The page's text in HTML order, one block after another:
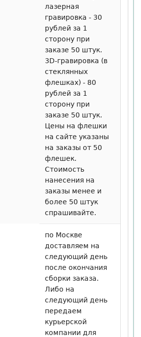
лазерная
гравировка - 30
рублей за 1
сторону при
заказе 50 штук.
3D-гравировка (в
стеклянных
флешках) - 80
рублей за 1
сторону при
заказе 50 штук.
Цены на флешки
на сайте указаны
на заказы от 50
флешек.
Стоимость
нанесения на
заказы менее и
более 50 штук
спрашивайте.
по Москве
доставляем на
следующий день
после окончания
сборки заказа.
Либо на
следующий день
передаем
курьерской
компании для